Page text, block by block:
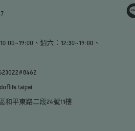
、週六：12:30~19:00、
和平東路二段24號11樓